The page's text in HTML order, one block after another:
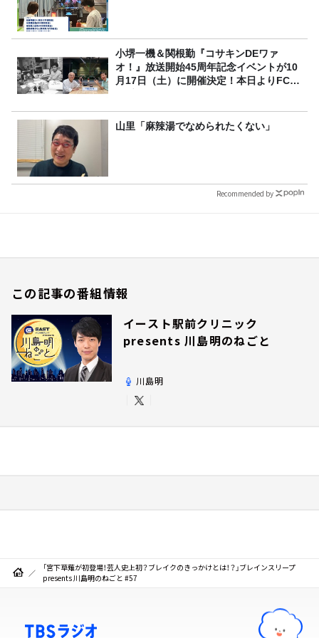
小堺一機＆関根勤『コサキンDEワァ
オ！』放送開始45周年記念イベントが10
月17日（土）に開催決定！本日よりFC先
山里「麻辣湯でなめられたくない」
Recommended by
この記事の番組情報
イースト駅前クリニック
presents 川島明のねごと
川島明
「宮下草薙が初登場！芸人史上初？ブレイクのきっかけとは！？」ブレインスリープ
presents 川島明のねごと #57